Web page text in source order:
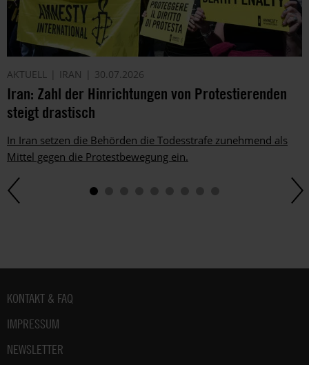
AKTUELL IRAN 30.07.2026
Iran: Zahl der Hinrichtungen von Protestierenden
steigt drastisch
In Iran setzen die Behörden die Todesstrafe zunehmend als
Mittel gegen die Protestbewegung ein.
Fußbereich
KONTAKT & FAQ
IMPRESSUM
NEWSLETTER